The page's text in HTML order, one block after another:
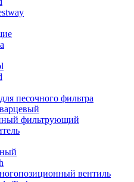
песочного фильтра
фильтрующий
вентиль